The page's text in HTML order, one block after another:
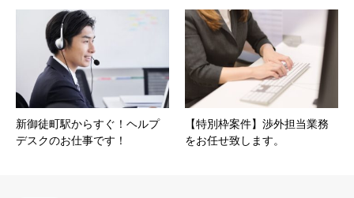
新御徒町駅からすぐ！ヘルプ
デスクのお仕事です！
【特別枠案件】渉外担当業務
をお任せ致します。